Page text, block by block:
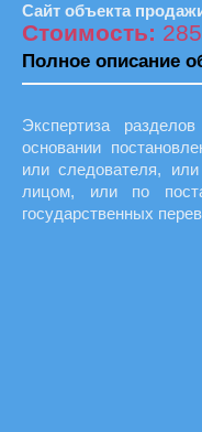
Сайт объекта
Стоимость:
Полное описание
Экспертиза
основании
или следователя,
лицом, или по
государственных